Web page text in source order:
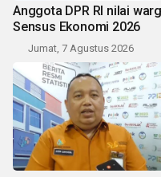
Anggota DPR RI nilai
Sensus Ekonomi 2026
Jumat, 7 Agustus 2026